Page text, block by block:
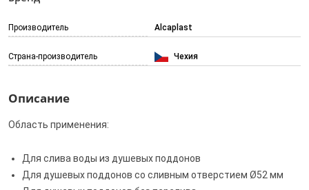
Производитель Alcaplast
Страна-производитель Чехия
Описание
Область применения:
Для слива воды из душевых поддонов
Для душевых поддонов со сливным отверстием Ø52 мм